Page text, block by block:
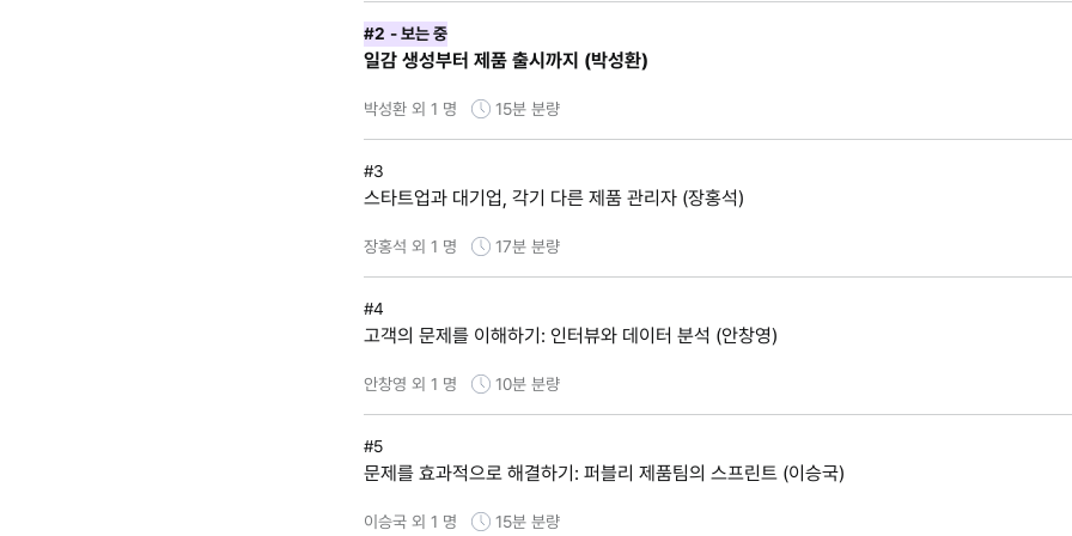
#2 - 보는 중
일감 생성부터 제품 출시까지 (박성환)
박성환 외 1 명 15분 분량
#3
스타트업과 대기업, 각기 다른 제품 관리자 (장홍석)
장홍석 외 1 명 17분 분량
#4
고객의 문제를 이해하기: 인터뷰와 데이터 분석 (안창영)
안창영 외 1 명 10분 분량
#5
문제를 효과적으로 해결하기: 퍼블리 제품팀의 스프린트 (이승국)
이승국 외 1 명 15분 분량